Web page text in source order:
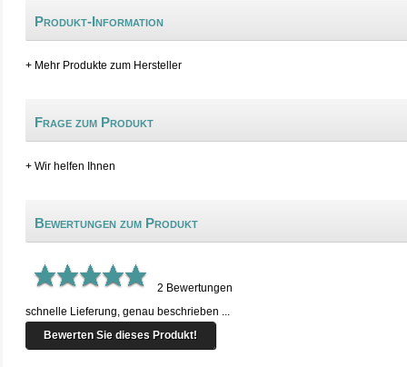
Produkt-Information
+ Mehr Produkte zum Hersteller
Frage zum Produkt
+ Wir helfen Ihnen
Bewertungen zum Produkt
2 Bewertungen
schnelle Lieferung, genau beschrieben ...
Bewerten Sie dieses Produkt!